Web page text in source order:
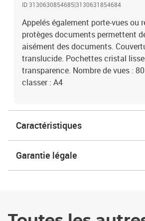
ID 3130630854685|3130631854684
Appelés également porte-vues ou
protèges documents permettent
aisément des documents.
translucide. Pochettes cristal
transparence. Nombre de vues :
classer : A4
Caractéristiques
Garantie légale